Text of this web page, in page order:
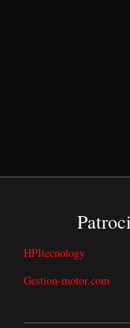
HPItecnology
Gestion-motor.com